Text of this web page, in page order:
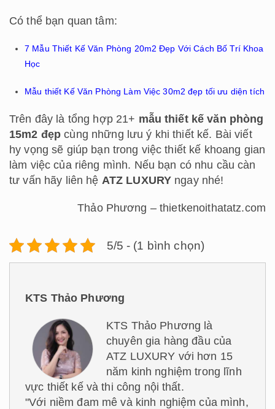
Có thể bạn quan tâm:
7 Mẫu Thiết Kế Văn Phòng 20m2 Đẹp Với Cách Bố Trí Khoa
Học
Mẫu thiết Kế Văn Phòng Làm Việc 30m2 đẹp tối ưu diện tích
Trên đây là tổng hợp 21+ mẫu thiết kế văn phòng
15m2 đẹp cùng những lưu ý khi thiết kế. Bài viết
hy vọng sẽ giúp bạn trong việc thiết kế khoang gian
làm việc của riêng mình. Nếu bạn có nhu cầu càn
tư vấn hãy liên hệ ATZ LUXURY ngay nhé!
Thảo Phương – thietkenoithatatz.com
5/5 - (1 bình chọn)
KTS Thảo Phương
KTS Thảo Phương là
chuyên gia hàng đầu của
ATZ LUXURY với hơn 15
năm kinh nghiệm trong lĩnh
vực thiết kế và thi công nội thất.
"Với niềm đam mê và kinh nghiệm của mình,